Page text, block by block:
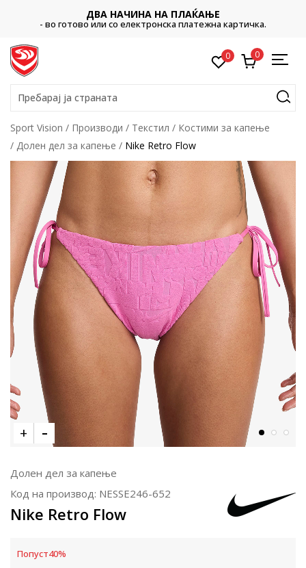
ДВА НАЧИНА НА ПЛАЌАЊЕ
- во готово или со електронска платежна картичка.
0 0
Пребарај ја страната
Sport Vision Производи Текстил
Костими за капење
Долен дел за капење
Nike Retro Flow
Долен дел за капење
Код на производ: NESSE246-652
Nike Retro Flow
Попуст40%